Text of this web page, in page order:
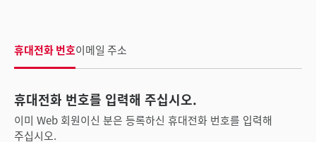
휴대전화 번호이메일 주소
휴대전화 번호를 입력해 주십시오.
이미 Web 회원이신 분은 등록하신 휴대전화 번호를 입력해
주십시오.